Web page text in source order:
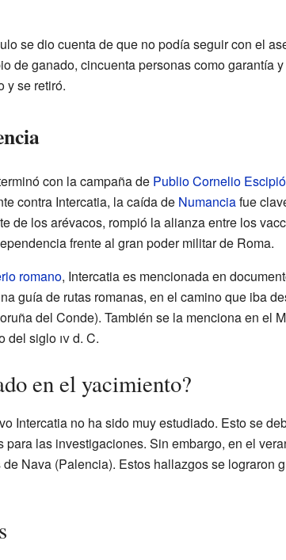
se dio cuenta de que no podía seguir con el
de ganado, cincuenta personas como garantía
y se retiró.
con la campaña de Publio Cornelio
contra Intercatia, la caída de Numanciafue
de los arévacos, rompió la alianza entre los
frente al gran poder militar de Roma.
romano, Intercatia es mencionada en
guía de rutas romanas, en el camino que iba
del Conde). También se la menciona en el
del siglo ivd. C.
en el yacimiento?
Intercatia no ha sido muy estudiado. Esto se
las investigaciones. Sin embargo, en el
Nava (Palencia). Estos hallazgos se lograron